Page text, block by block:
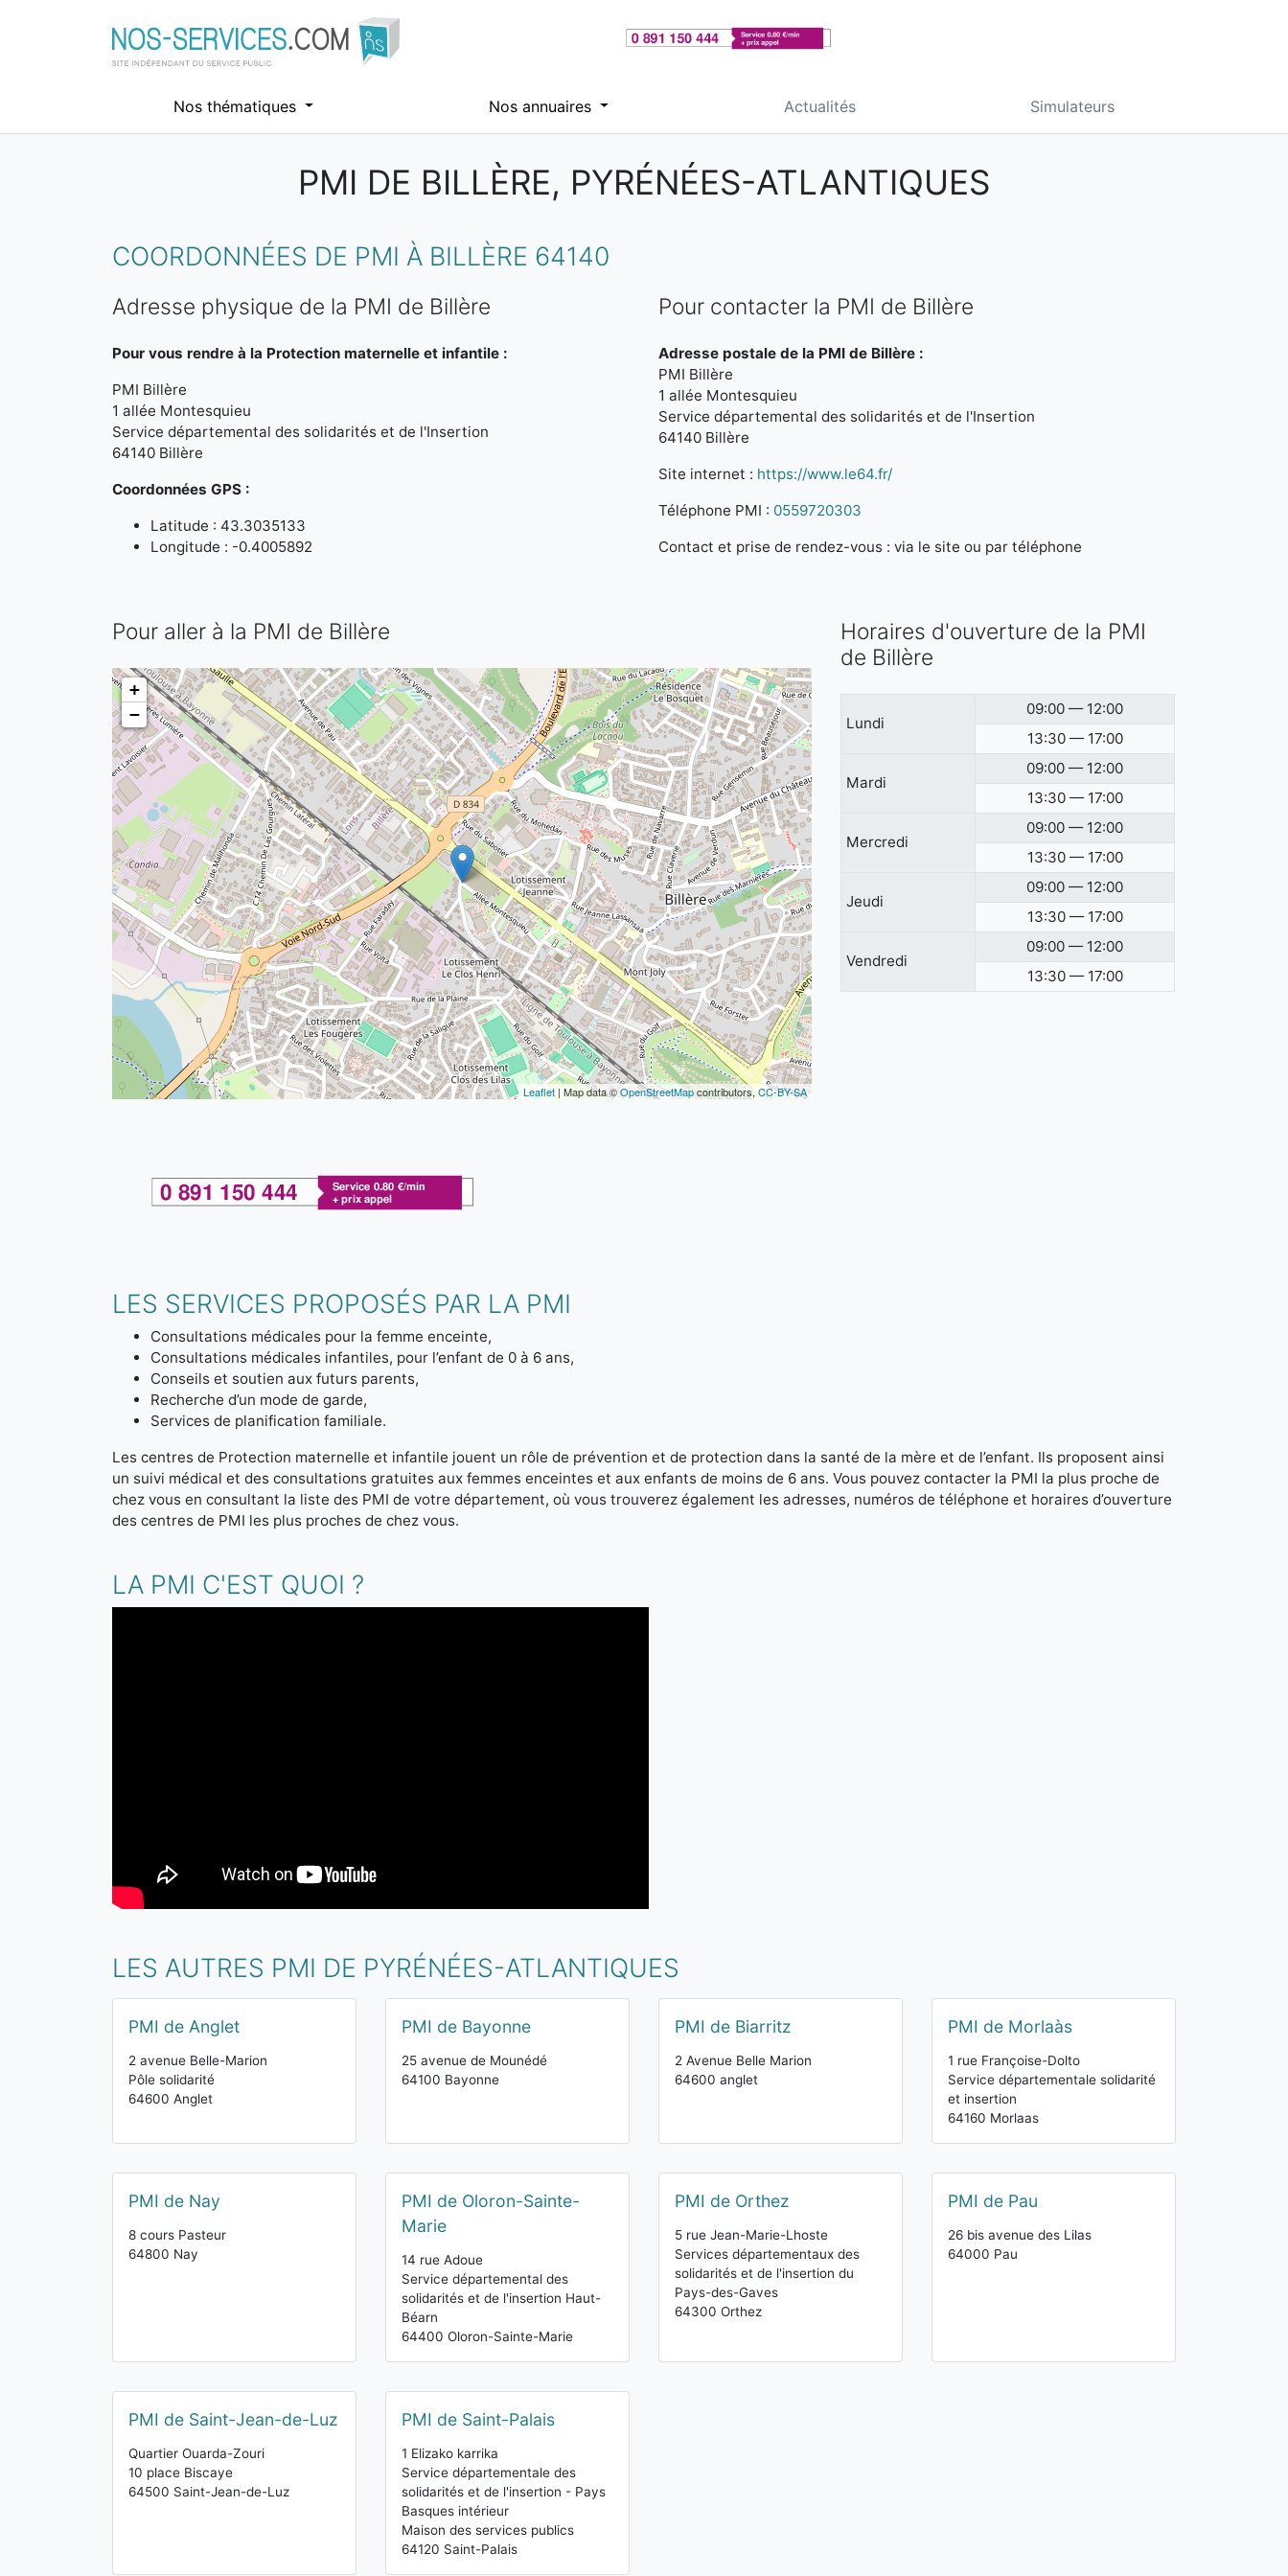
Nos thématiques Nos annuaires Actualités Simulateurs
PMI DE BILLÈRE, PYRÉNÉES-ATLANTIQUES
COORDONNÉES DE PMI À BILLÈRE 64140
Adresse physique de la PMI de Billère
Pour vous rendre à la Protection maternelle et infantile :
PMI Billère
1 allée Montesquieu
Service départemental des solidarités et de l'Insertion
64140 Billère
Coordonnées GPS :
Latitude : 43.3035133
Longitude : -0.4005892
Pour contacter la PMI de Billère
Adresse postale de la PMI de Billère :
PMI Billère
1 allée Montesquieu
Service départemental des solidarités et de l'Insertion
64140 Billère
Site internet : https://www.le64.fr/
Téléphone PMI : 0559720303
Contact et prise de rendez-vous : via le site ou par téléphone
Pour aller à la PMI de Billère
+
−
Leaflet | Map data ©OpenStreetMapcontributors, CC-BY-SA
Horaires d'ouverture de la PMI
de Billère
Lundi
09:00 — 12:00
13:30 — 17:00
Mardi
09:00 — 12:00
13:30 — 17:00
Mercredi
09:00 — 12:00
13:30 — 17:00
Jeudi
09:00 — 12:00
13:30 — 17:00
Vendredi
09:00 — 12:00
13:30 — 17:00
LES SERVICES PROPOSÉS PAR LA PMI
Consultations médicales pour la femme enceinte,
Consultations médicales infantiles, pour l’enfant de 0 à 6 ans,
Conseils et soutien aux futurs parents,
Recherche d’un mode de garde,
Services de planification familiale.
Les centres de Protection maternelle et infantile jouent un rôle de prévention et de protection dans la santé de la mère et de l’enfant. Ils proposent ainsi
un suivi médical et des consultations gratuites aux femmes enceintes et aux enfants de moins de 6 ans. Vous pouvez contacter la PMI la plus proche de
chez vous en consultant la liste des PMI de votre département, où vous trouverez également les adresses, numéros de téléphone et horaires d’ouverture
des centres de PMI les plus proches de chez vous.
LA PMI C'EST QUOI ?
LES AUTRES PMI DE PYRÉNÉES-ATLANTIQUES
PMI de Anglet
2 avenue Belle-Marion
Pôle solidarité
64600 Anglet
PMI de Bayonne
25 avenue de Mounédé
64100 Bayonne
PMI de Biarritz
2 Avenue Belle Marion
64600 anglet
PMI de Morlaàs
1 rue Françoise-Dolto
Service départementale solidarité
et insertion
64160 Morlaas
PMI de Nay
8 cours Pasteur
64800 Nay
PMI de Oloron-Sainte-
Marie
14 rue Adoue
Service départemental des
solidarités et de l'insertion Haut-
Béarn
64400 Oloron-Sainte-Marie
PMI de Orthez
5 rue Jean-Marie-Lhoste
Services départementaux des
solidarités et de l'insertion du
Pays-des-Gaves
64300 Orthez
PMI de Pau
26 bis avenue des Lilas
64000 Pau
PMI de Saint-Jean-de-Luz
Quartier Ouarda-Zouri
10 place Biscaye
64500 Saint-Jean-de-Luz
PMI de Saint-Palais
1 Elizako karrika
Service départementale des
solidarités et de l'insertion - Pays
Basques intérieur
Maison des services publics
64120 Saint-Palais